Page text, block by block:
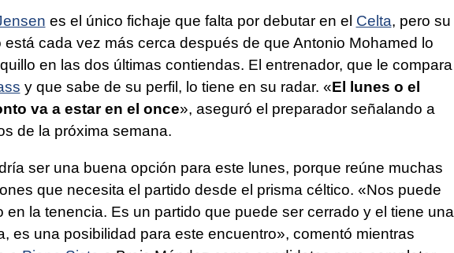
es el único fichaje que falta por debutar en el Celta, pero su
está cada vez más cerca después de que Antonio Mohamed lo
en las dos últimas contiendas. El entrenador, que le compara
y que sabe de su perfil, lo tiene en su radar. «El lunes o el
va a estar en el once», aseguró el preparador señalando a
de la próxima semana.
ser una buena opción para este lunes, porque reúne muchas
que necesita el partido desde el prisma céltico. «Nos puede
en la tenencia. Es un partido que puede ser cerrado y el tiene una
es una posibilidad para este encuentro», comentó mientras